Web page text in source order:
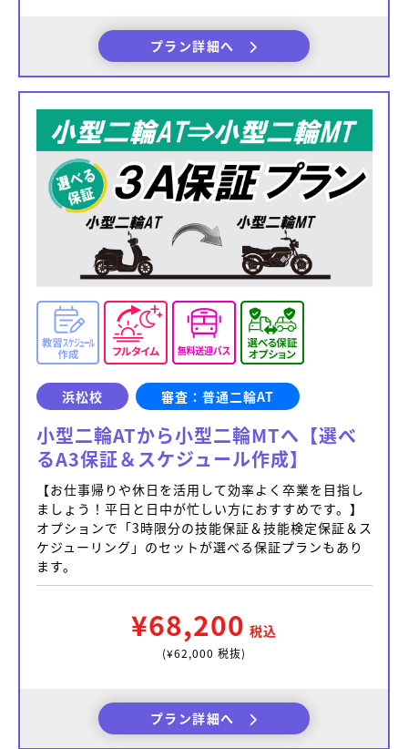
プラン詳細へ
浜松校 審査：普通二輪AT
小型二輪ATから小型二輪MTへ【選べ
るA3保証＆スケジュール作成】
【お仕事帰りや休日を活用して効率よく卒業を目指し
ましょう！平日と日中が忙しい方におすすめです。】
オプションで「3時限分の技能保証＆技能検定保証＆ス
ケジューリング」のセットが選べる保証プランもあり
ます。
¥68,200 税込
(¥62,000 税抜)
プラン詳細へ